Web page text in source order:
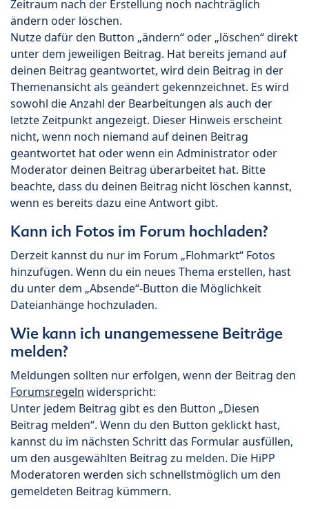
Zeitraum nach der Erstellung noch nachträglich
ändern oder löschen.
Nutze dafür den Button „ändern“ oder „löschen“ direkt
unter dem jeweiligen Beitrag. Hat bereits jemand auf
deinen Beitrag geantwortet, wird dein Beitrag in der
Themenansicht als geändert gekennzeichnet. Es wird
sowohl die Anzahl der Bearbeitungen als auch der
letzte Zeitpunkt angezeigt. Dieser Hinweis erscheint
nicht, wenn noch niemand auf deinen Beitrag
geantwortet hat oder wenn ein Administrator oder
Moderator deinen Beitrag überarbeitet hat. Bitte
beachte, dass du deinen Beitrag nicht löschen kannst,
wenn es bereits dazu eine Antwort gibt.
Kann ich Fotos im Forum hochladen?
Derzeit kannst du nur im Forum „Flohmarkt“ Fotos
hinzufügen. Wenn du ein neues Thema erstellen, hast
du unter dem „Absende“-Button die Möglichkeit
Dateianhänge hochzuladen.
Wie kann ich unangemessene Beiträge
melden?
Meldungen sollten nur erfolgen, wenn der Beitrag den
Forumsregeln widerspricht:
Unter jedem Beitrag gibt es den Button „Diesen
Beitrag melden“. Wenn du den Button geklickt hast,
kannst du im nächsten Schritt das Formular ausfüllen,
um den ausgewählten Beitrag zu melden. Die HiPP
Moderatoren werden sich schnellstmöglich um den
gemeldeten Beitrag kümmern.